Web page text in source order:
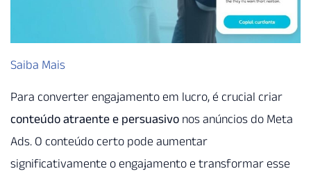
Saiba Mais
Para converter engajamento em lucro, é crucial criar
conteúdo atraente e persuasivo nos anúncios do Meta
Ads. O conteúdo certo pode aumentar
significativamente o engajamento e transformar esse